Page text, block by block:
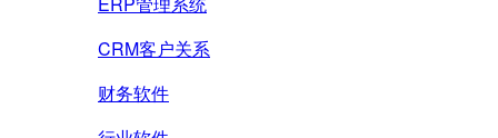
CRM客户关系
财务软件